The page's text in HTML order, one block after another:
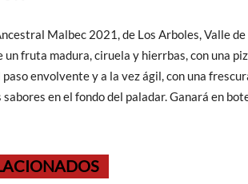
Malbec 2021, de Los Arboles, Valle
un fruta madura, ciruela y hierrbas, con una
paso envolvente y a la vez ágil, con una
en el fondo del paladar. Ganará en